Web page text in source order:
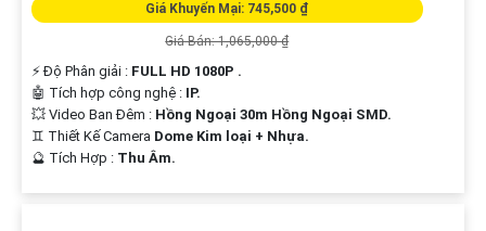
Giá Khuyến Mại: 745,500 ₫
Giá Bán: 1,065,000 ₫
️⚡ Độ Phân giải : FULL HD 1080P .
🤖️ Tích hợp công nghệ : IP.
💥 Video Ban Đêm : Hồng Ngoại 30m Hồng Ngoại SMD.
♊ Thiết Kế Camera Dome Kim loại + Nhựa.
️🔮 Tích Hợp : Thu Âm.